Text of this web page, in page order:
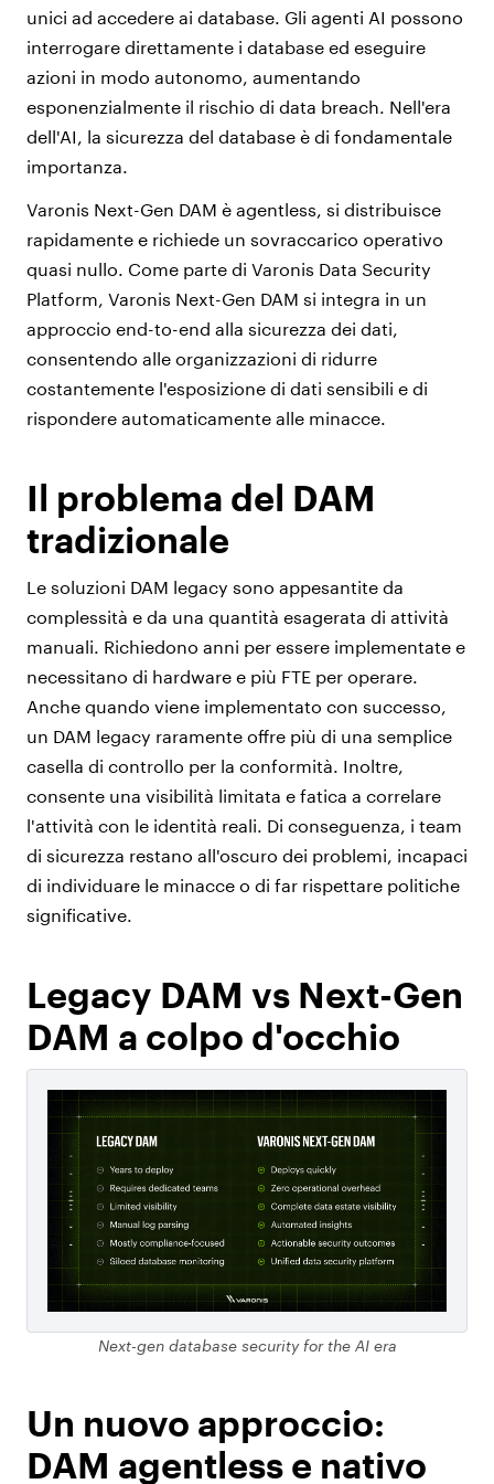
unici ad accedere ai database. Gli agenti AI possono
interrogare direttamente i database ed eseguire
azioni in modo autonomo, aumentando
esponenzialmente il rischio di data breach. Nell'era
dell'AI, la sicurezza del database è di fondamentale
importanza.
Varonis Next-Gen DAM è agentless, si distribuisce
rapidamente e richiede un sovraccarico operativo
quasi nullo. Come parte di Varonis Data Security
Platform, Varonis Next-Gen DAM si integra in un
approccio end-to-end alla sicurezza dei dati,
consentendo alle organizzazioni di ridurre
costantemente l'esposizione di dati sensibili e di
rispondere automaticamente alle minacce.
Il problema del DAM
tradizionale
Le soluzioni DAM legacy sono appesantite da
complessità e da una quantità esagerata di attività
manuali. Richiedono anni per essere implementate e
necessitano di hardware e più FTE per operare.
Anche quando viene implementato con successo,
un DAM legacy raramente offre più di una semplice
casella di controllo per la conformità. Inoltre,
consente una visibilità limitata e fatica a correlare
l'attività con le identità reali. Di conseguenza, i team
di sicurezza restano all'oscuro dei problemi, incapaci
di individuare le minacce o di far rispettare politiche
significative.
Legacy DAM vs Next-Gen
DAM a colpo d'occhio
Next-gen database security for the AI era
Un nuovo approccio:
DAM agentless e nativo